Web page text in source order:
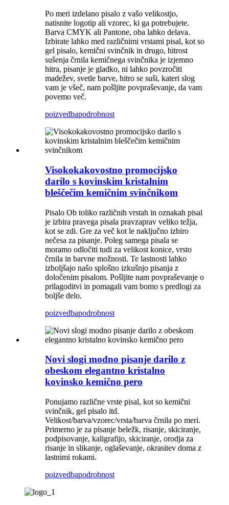
Po meri izdelano pisalo z vašo velikostjo,
natisnite logotip ali vzorec, ki ga potrebujete.
Barva CMYK ali Pantone, oba lahko delava.
Izbirate lahko med različnimi vrstami pisal, kot so
gel pisalo, kemični svinčnik in drugo, hitrost
sušenja črnila kemičnega svinčnika je izjemno
hitra, pisanje je gladko, ni lahko povzročiti
madežev, svetle barve, hitro se suši, kateri slog
vam je všeč, nam pošljite povpraševanje, da vam
povemo več.
poizvedbapodrobnost
Visokokakovostno promocijsko
darilo s kovinskim kristalnim
bleščečim kemičnim svinčnikom
Pisalo Ob toliko različnih vrstah in oznakah pisal
je izbira pravega pisala pravzaprav veliko težja,
kot se zdi. Gre za več kot le naključno izbiro
nečesa za pisanje. Poleg samega pisala se
moramo odločiti tudi za velikost konice, vrsto
črnila in barvne možnosti. Te lastnosti lahko
izboljšajo našo splošno izkušnjo pisanja z
določenim pisalom. Pošljite nam povpraševanje o
prilagoditvi in ​​pomagali vam bomo s predlogi za
boljše delo.
poizvedbapodrobnost
Novi slogi modno pisanje darilo z
obeskom elegantno kristalno
kovinsko kemično pero
Ponujamo različne vrste pisal, kot so kemični
svinčnik, gel pisalo itd.
Velikost/barva/vzorec/vrsta/barva črnila po meri.
Primerno je za pisanje beležk, risanje, skiciranje,
podpisovanje, kaligrafijo, skiciranje, orodja za
risanje in slikanje, oglaševanje, okrasitev doma z
lastnimi rokami.
poizvedbapodrobnost